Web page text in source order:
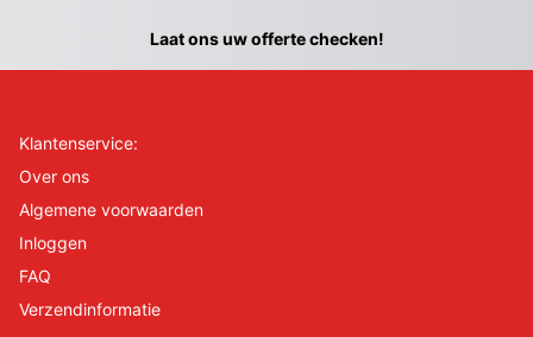
Laat ons uw offerte checken!
Klantenservice:
Over ons
Algemene voorwaarden
Inloggen
FAQ
Verzendinformatie